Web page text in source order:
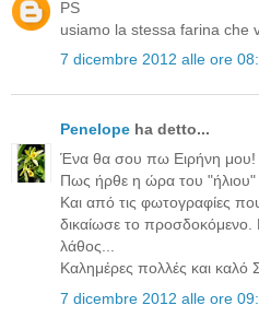
PS
usiamo la stessa farina che
7 dicembre 2012 alle ore
Penelope ha detto...
Ένα θα σου πω Ειρήνη μου!
Πως ήρθε η ώρα του
Και από τις φωτογραφίες
δικαίωσε το προσδοκόμενο.
λάθος...
Καλημέρες πολλές και καλό
7 dicembre 2012 alle ore